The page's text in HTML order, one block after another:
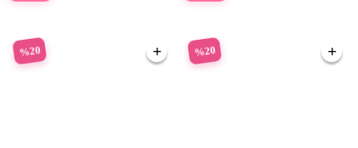
%20 %20